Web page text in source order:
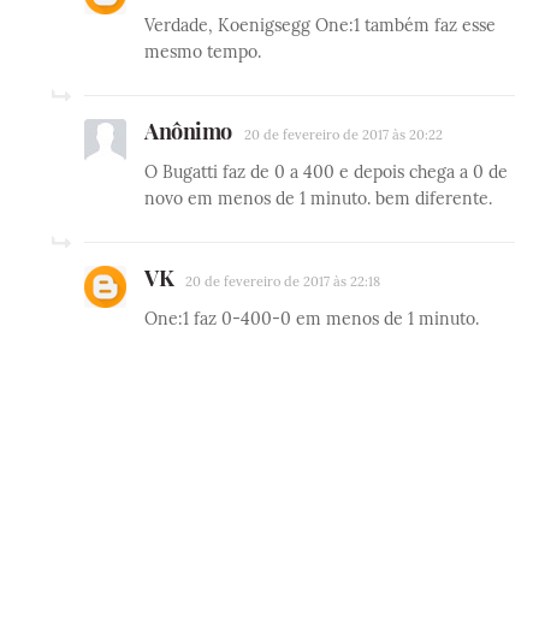
Verdade, Koenigsegg One:1 também faz esse
mesmo tempo.
Anônimo 20 de fevereiro de 2017 às 20:22
O Bugatti faz de 0 a 400 e depois chega a 0 de
novo em menos de 1 minuto. bem diferente.
VK 20 de fevereiro de 2017 às 22:18
One:1 faz 0-400-0 em menos de 1 minuto.